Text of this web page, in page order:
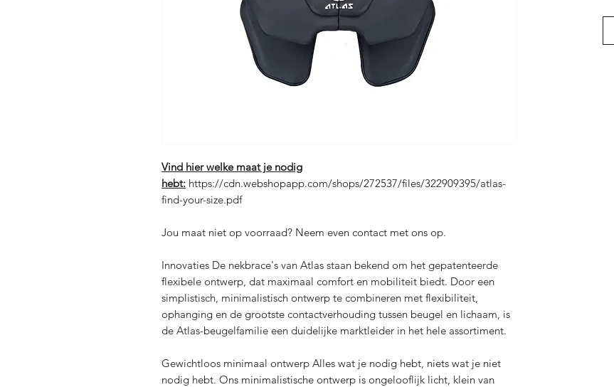
Vind hier welke maat je nodig
hebt: https://cdn.webshopapp.com/shops/272537/files/322909395/atlas-
find-your-size.pdf
Jou maat niet op voorraad? Neem even contact met ons op.
Innovaties De nekbrace's van Atlas staan ​​bekend om het gepatenteerde
flexibele ontwerp, dat maximaal comfort en mobiliteit biedt. Door een
simplistisch, minimalistisch ontwerp te combineren met flexibiliteit,
ophanging en de grootste contactverhouding tussen beugel en lichaam, is
de Atlas-beugelfamilie een duidelijke marktleider in het hele assortiment.
Gewichtloos minimaal ontwerp Alles wat je nodig hebt, niets wat je niet
nodig hebt. Ons minimalistische ontwerp is ongelooflijk licht, klein van